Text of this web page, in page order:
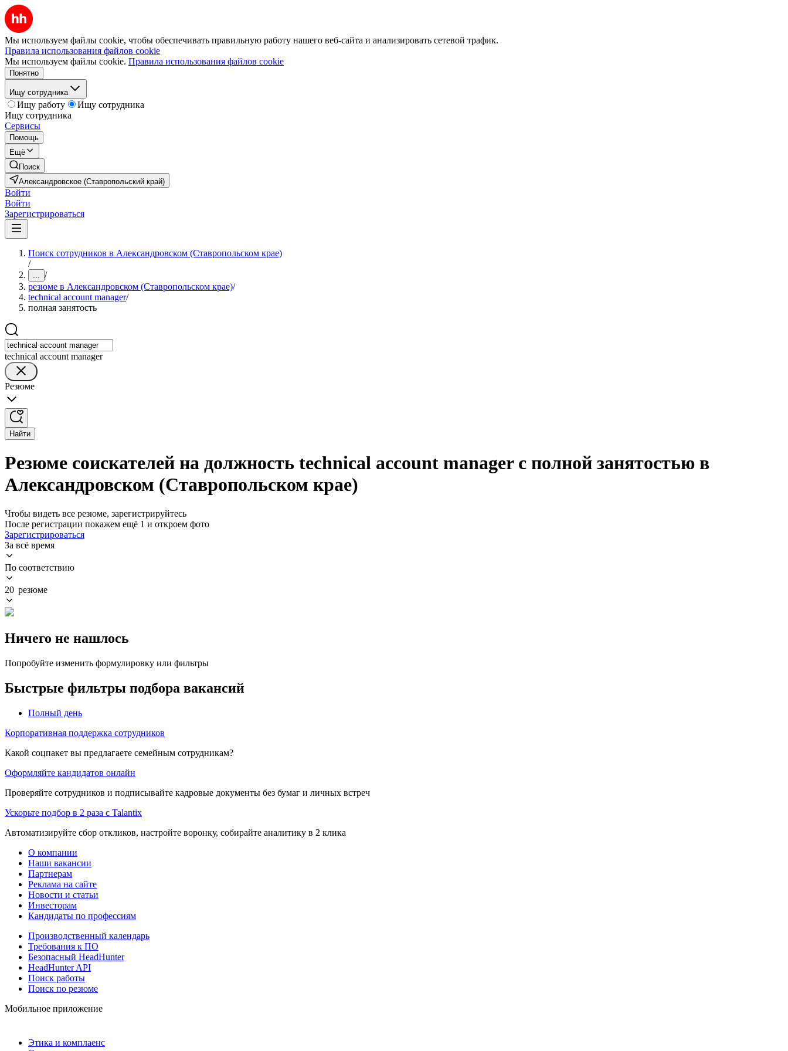
Мы используем файлы cookie, чтобы обеспечивать правильную работу нашего веб-сайта и анализировать сетевой трафик.
Правила использования файлов cookie
Мы используем файлы cookie. Правила использования файлов cookie
Понятно
Ищу сотрудника
Ищу работу
Ищу сотрудника
Ищу сотрудника
Сервисы
Помощь
Ещё
Поиск
Александровское (Ставропольский край)
Войти
Войти
Зарегистрироваться
Поиск сотрудников в Александровском (Ставропольском крае)
/
... /
резюме в Александровском (Ставропольском крае)/
technical account manager/
полная занятость
technical account manager
Резюме
Найти
Резюме соискателей на должность technical account manager с полной занятостью в
Александровском (Ставропольском крае)
Чтобы видеть все резюме, зарегистрируйтесь
После регистрации покажем ещё 1 и откроем фото
Зарегистрироваться
За всё время
По соответствию
20 резюме
Ничего не нашлось
Попробуйте изменить формулировку или фильтры
Быстрые фильтры подбора вакансий
Полный день
Корпоративная поддержка сотрудников
Какой соцпакет вы предлагаете семейным сотрудникам?
Оформляйте кандидатов онлайн
Проверяйте сотрудников и подписывайте кадровые документы без бумаг и личных встреч
Ускорьте подбор в 2 раза с Talantix
Автоматизируйте сбор откликов, настройте воронку, собирайте аналитику в 2 клика
О компании
Наши вакансии
Партнерам
Реклама на сайте
Новости и статьи
Инвесторам
Кандидаты по профессиям
Производственный календарь
Требования к ПО
Безопасный HeadHunter
HeadHunter API
Поиск работы
Поиск по резюме
Мобильное приложение
Этика и комплаенс